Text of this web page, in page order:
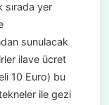
sırada yer
sunulacak
ilave ücret
10 Euro) bu
ile gezi